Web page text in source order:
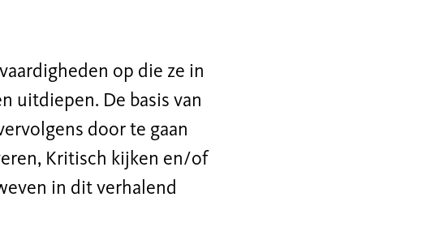
op die ze in
uitdiepen. De basis van
door te gaan
Kritisch kijken en/of
in dit verhalend